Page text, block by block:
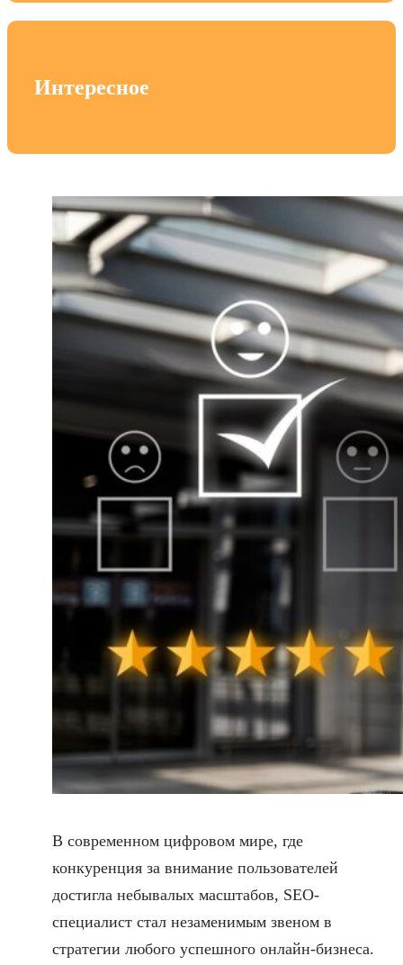
Интересное
В современном цифровом мире, где
конкуренция за внимание пользователей
достигла небывалых масштабов, SEO-
специалист стал незаменимым звеном в
стратегии любого успешного онлайн-бизнеса.